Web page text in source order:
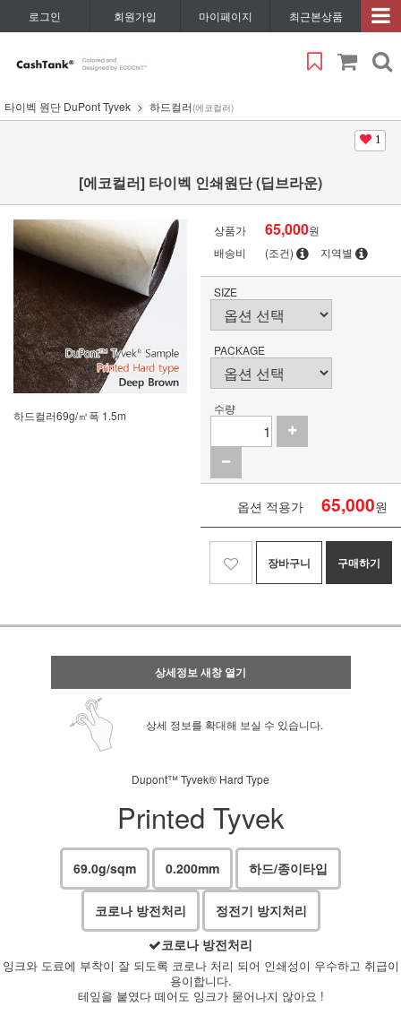
로그인 회원가입 마이페이지 최근본상품
타이벡 원단 DuPont Tyvek 하드컬러(에코컬러)
1
[에코컬러] 타이벡 인쇄원단 (딥브라운)
하드컬러69g/㎡폭 1.5m
상품가 65,000원
배송비
(조건) 지역별
SIZE
PACKAGE
수량
옵션 적용가 65,000원
장바구니 구매하기
상세정보 새창 열기
상세 정보를 확대해 보실 수 있습니다.
Dupont™ Tyvek® Hard Type
Printed Tyvek
69.0g/sqm 0.200mm 하드/종이타입
코로나 방전처리
정전기 방지처리
코로나 방전처리
잉크와 도료에 부착이 잘 되도록 코로나 처리 되어 인쇄성이 우수하고 취급이
용이합니다.
테잎을 붙였다 떼어도 잉크가 묻어나지 않아요 !